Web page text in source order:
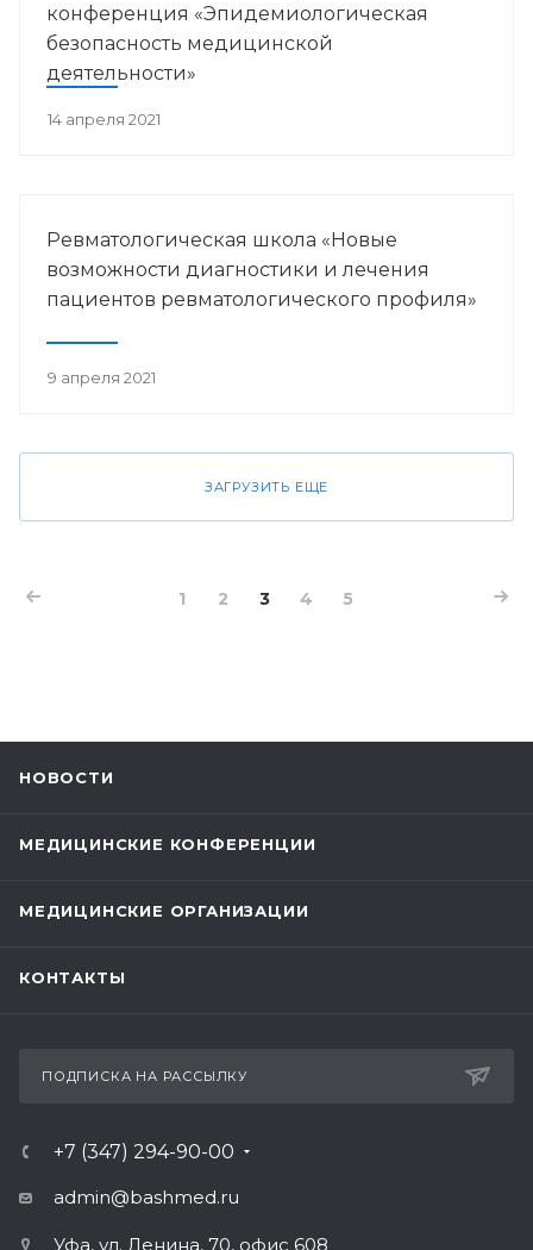
конференция «Эпидемиологическая
безопасность медицинской
деятельности»
14 апреля 2021
Ревматологическая школа «Новые
возможности диагностики и лечения
пациентов ревматологического профиля»
9 апреля 2021
ЗАГРУЗИТЬ ЕЩЕ
1 2 3 4 5
НОВОСТИ
МЕДИЦИНСКИЕ КОНФЕРЕНЦИИ
МЕДИЦИНСКИЕ ОРГАНИЗАЦИИ
КОНТАКТЫ
ПОДПИСКА НА РАССЫЛКУ
+7 (347) 294-90-00
admin@bashmed.ru
Уфа, ул. Ленина, 70, офис 608